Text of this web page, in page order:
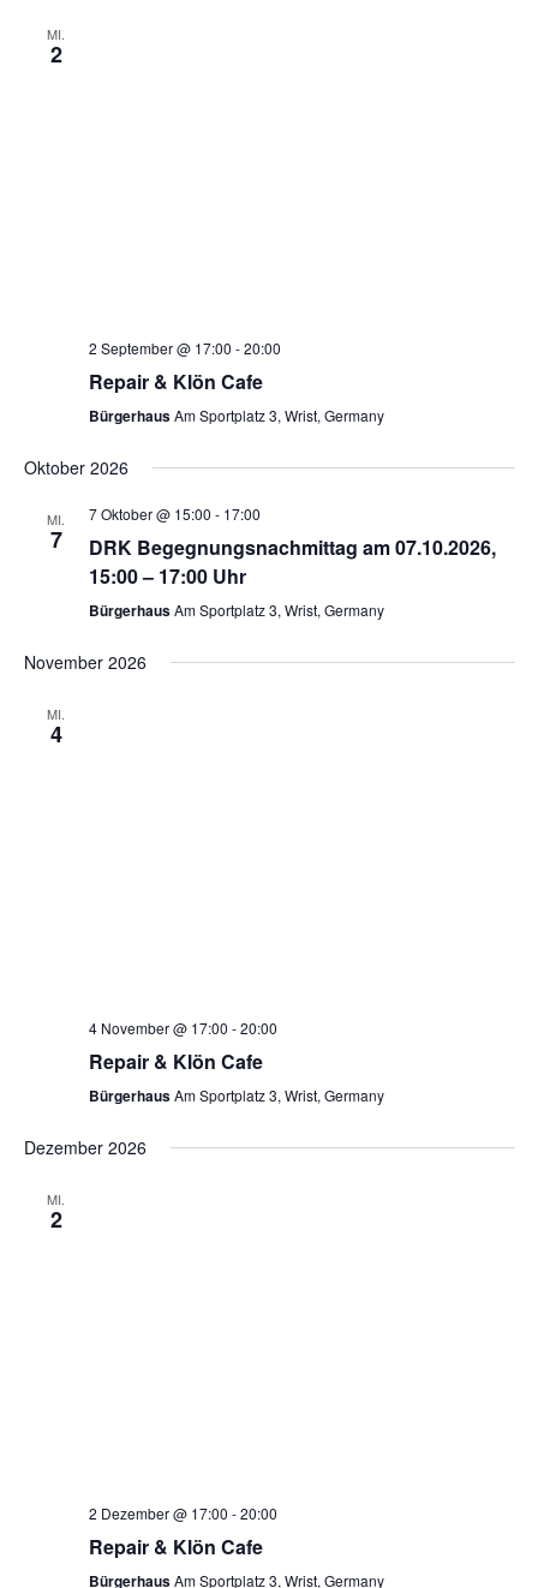
MI.
2
2 September @ 17:00 -20:00
Repair & Klön Cafe
BürgerhausAm Sportplatz 3, Wrist, Germany
Oktober 2026
MI.
7
7 Oktober @ 15:00 - 17:00
DRK Begegnungsnachmittag am 07.10.2026,
15:00 – 17:00 Uhr
BürgerhausAm Sportplatz 3, Wrist, Germany
November 2026
MI.
4
4 November @ 17:00 -20:00
Repair & Klön Cafe
BürgerhausAm Sportplatz 3, Wrist, Germany
Dezember 2026
MI.
2
2 Dezember @ 17:00 -20:00
Repair & Klön Cafe
BürgerhausAm Sportplatz 3, Wrist, Germany